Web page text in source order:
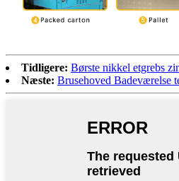
Tidligere: Børste nikkel etgrebs
Næste: Brusehoved Badeværelse